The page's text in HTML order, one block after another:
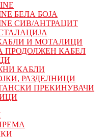
БЕЛА БОЈА
СИВ/АНТРАЦИТ
И МОТАЛИЦИ
ПРОДОЛЖЕН КАБЕЛ
КАБЛИ
РАЗДЕЛНИЦИ
ПРЕКИНУВАЧИ